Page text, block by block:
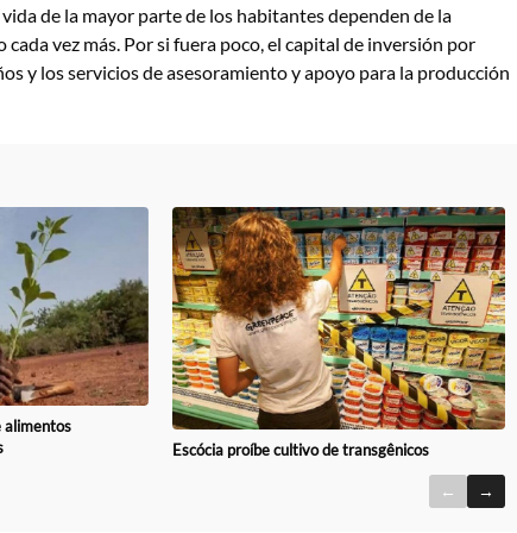
de la mayor parte de los habitantes dependen de la
vez más. Por si fuera poco, el capital de inversión por
y los servicios de asesoramiento y apoyo para la producción
alimentos
Escócia proíbe cultivo de transgênicos
← →